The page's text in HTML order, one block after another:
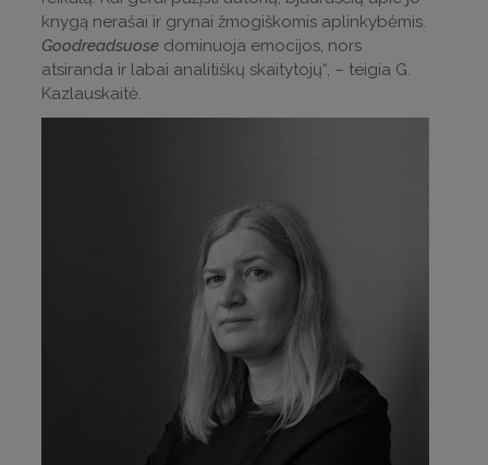
knygą nerašai ir grynai žmogiškomis aplinkybėmis.
Goodreadsuose dominuoja emocijos, nors
atsiranda ir labai analitiškų skaitytojų“, – teigia G.
Kazlauskaitė.